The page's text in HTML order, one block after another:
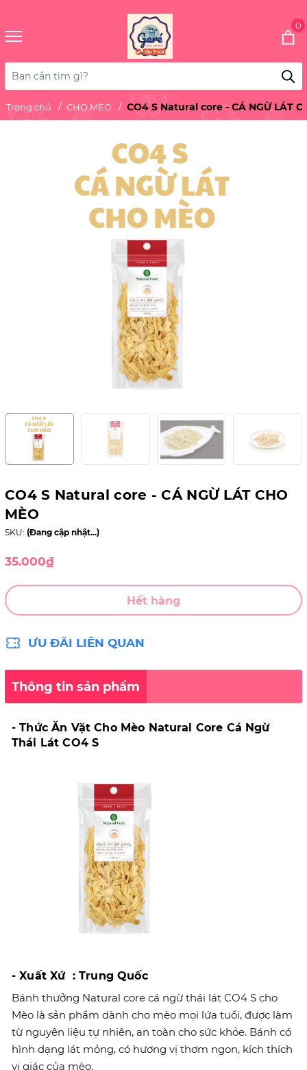
0
Trang chủ CHO MÈO CO4 S Natural core - CÁ NGỪ LÁT
CO4 S Natural core - CÁ NGỪ LÁT CHO
MÈO
SKU: (Đang cập nhật...)
35.000₫
Hết hàng
ƯU ĐÃI LIÊN QUAN
Thông tin sản phẩm
- Thức Ăn Vặt Cho Mèo Natural Core Cá Ngừ
Thái Lát CO4 S
- Xuất Xứ : Trung Quốc
Bánh thưởng Natural core cá ngừ thái lát CO4 S cho
Mèo là sản phẩm dành cho mèo mọi lứa tuổi, được làm
từ nguyên liệu tự nhiên, an toàn cho sức khỏe. Bánh có
hình dạng lát mỏng, có hương vị thơm ngon, kích thích
vị giác của mèo.